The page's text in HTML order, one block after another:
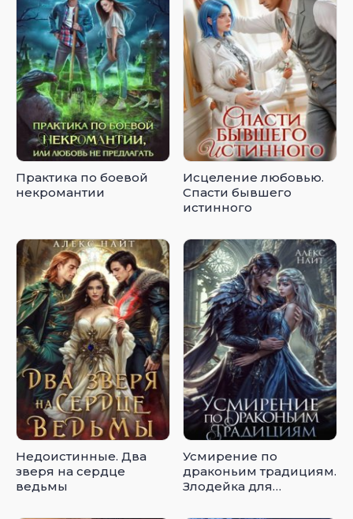
Практика по боевой
некромантии
Исцеление любовью.
Спасти бывшего
истинного
Недоистинные. Два
зверя на сердце
ведьмы
Усмирение по
драконьим традициям.
Злодейка для